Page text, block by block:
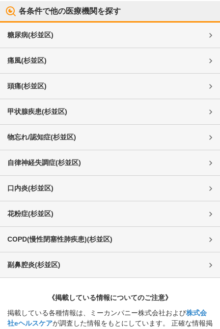
各条件で他の医療機関を探す
糖尿病(杉並区)
痛風(杉並区)
頭痛(杉並区)
甲状腺疾患(杉並区)
物忘れ/認知症(杉並区)
自律神経失調症(杉並区)
口内炎(杉並区)
花粉症(杉並区)
COPD(慢性閉塞性肺疾患)(杉並区)
副鼻腔炎(杉並区)
《掲載している情報についてのご注意》
掲載している各種情報は、ミーカンパニー株式会社および株式会
社eヘルスケアが調査した情報をもとにしています。 正確な情報掲